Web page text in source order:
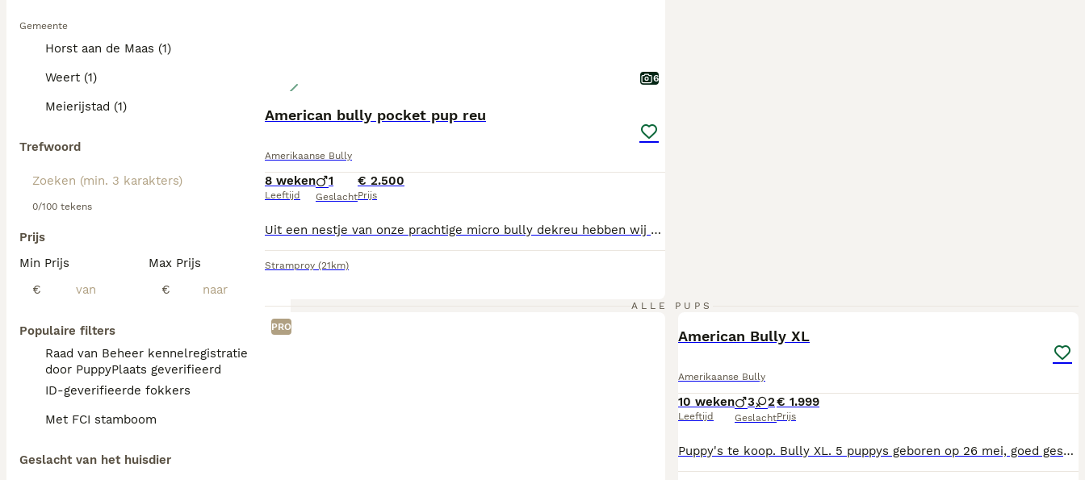
Gemeente
Horst aan de Maas (1)
Weert (1)
Meierijstad (1)
Trefwoord
0/100 tekens
Prijs
Min Prijs
€
Max Prijs
€
Populaire filters
Raad van Beheer kennelregistratie
door PuppyPlaats geverifieerd
ID-geverifieerde fokkers
Met FCI stamboom
Geslacht van het huisdier
6
American bully pocket pup reu
Amerikaanse Bully
8 weken
Leeftijd
1
Geslacht
€ 2.500
Prijs
Uit een nestje van onze prachtige micro bully dekreu hebben wij een eerste keuze pup gekozen! Echte topkwaliteit Hij is opzoek naar zijn forever home Komt met ABR stamboom Pup is klaar voor zijn vertrek Gevaccineerd en gechipt Lilac tri merle Bloedlijnen miagi - giagi & lil sensei 🩸 Pup is te bezichtigen in Kinrooi, 4min van de grens met Nederland Meer foto's en video's mogelijk op aanvraag Meer info: appen 32483471878
Stramproy (21km)
ALLE PUPS
PRO
American Bully XL
Amerikaanse Bully
10 weken
Leeftijd
3 2
Geslacht
€ 1.999
Prijs
Puppy's te koop. Bully XL. 5 puppys geboren op 26 mei, goed gesocialiseerd en gewend aan contact met kinderen. Bij interesse is er een mogelijkheid voor een kijkdag. Ons uitgangspunt is een goede plek vinden voor deze puppy's